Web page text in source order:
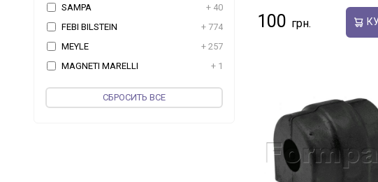
SAMPA
+ 40
FEBI BILSTEIN
+ 774
MEYLE
+ 257
MAGNETI MARELLI
+ 1
RTS
+ 1
ST-TEMPLIN
+ 3
CБРОСИТЬ ВСЕ
100